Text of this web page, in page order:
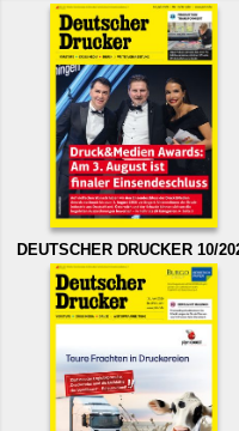
DEUTSCHER DRUCKER 10/